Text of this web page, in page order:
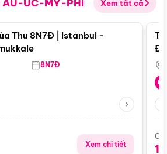
ÂU-ÚC-MỸ-PHI Xem tất cả
Điểm nổi bật
Thu 8N7Đ | Istanbul -
8N7Đ
Xem chi tiết